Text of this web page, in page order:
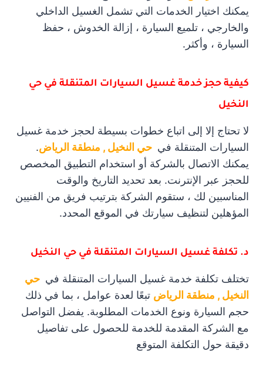
يمكنك اختيار الخدمات التي تشمل الغسيل الداخلي
والخارجي ، تلميع السيارة ، إزالة الخدوش ، حفظ
السيارة ، وأكثر.
كيفية حجز خدمة غسيل السيارات المتنقلة في حي
النخيل
لا تحتاج إلا إلى اتباع خطوات بسيطة لحجز خدمة غسيل
السيارات المتنقلة في حي النخيل , منطقة الرياض.
يمكنك الاتصال بالشركة أو استخدام التطبيق المخصص
للحجز عبر الإنترنت. بعد تحديد التاريخ والوقت
المناسبين لك ، ستقوم الشركة بترتيب فريق من الفنيين
المؤهلين لتنظيف سيارتك في الموقع المحدد.
د. تكلفة غسيل السيارات المتنقلة في حي النخيل
تختلف تكلفة خدمة غسيل السيارات المتنقلة في حي
النخيل , منطقة الرياض تبعًا لعدة عوامل ، بما في ذلك
حجم السيارة ونوع الخدمات المطلوبة. يفضل التواصل
مع الشركة المقدمة للخدمة للحصول على تفاصيل
دقيقة حول التكلفة المتوقع